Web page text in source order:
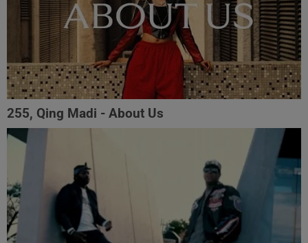
255, Qing Madi - About Us